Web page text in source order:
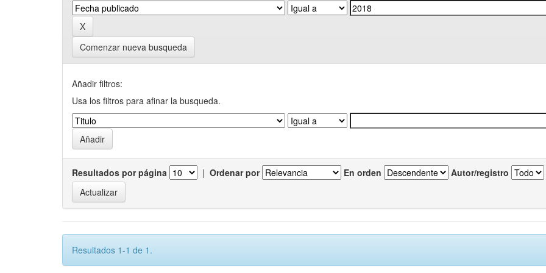
Comenzar nueva busqueda
Añadir filtros:
Usa los filtros para afinar la busqueda.
Resultados por página | Ordenar por En orden Autor/registro
Resultados 1-1 de 1.